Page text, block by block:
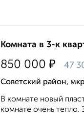
Комната в 3-к
850 000 ₽ 47
Советский район,
В комнате новый
комнате очень тепло.